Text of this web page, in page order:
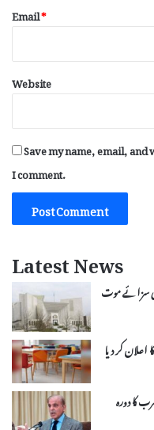
Email*
Website
Save my name, email,
I comment.
Latest News
سزائے موت
عرب کا دورہ